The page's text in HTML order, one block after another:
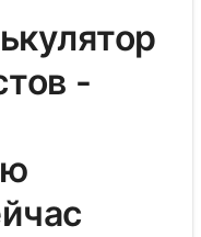
-